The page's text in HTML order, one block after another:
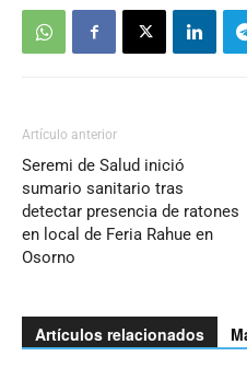
Artículo anterior
Seremi de Salud inició
sumario sanitario tras
detectar presencia de ratones
en local de Feria Rahue en
Osorno
Artículos relacionados